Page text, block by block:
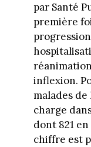
par Santé
première
inflexion.
malades
charge
dont 821
chiffre est